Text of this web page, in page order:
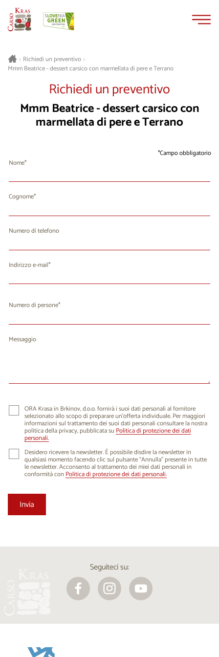
> Richiedi un preventivo>
Mmm Beatrice - dessert carsico con marmellata di pere e Terrano
Richiedi un preventivo
Mmm Beatrice - dessert carsico con
marmellata di pere e Terrano
Campo obbligatorio
Nome
Cognome
Numero di telefono
Indirizzo e-mail
Numero di persone
Messaggio
ORA Krasa in Brkinov, d.o.o. fornirà i suoi dati personali al fornitore
selezionato allo scopo di preparare un'offerta individuale. Per maggiori
informazioni sul trattamento dei suoi dati personali consultare la nostra
politica della privacy, pubblicata su Politica di protezione dei dati
personali.
Desidero ricevere la newsletter. È possibile disdire la newsletter in
qualsiasi momento facendo clic sul pulsante “Annulla” presente in tutte
le newsletter. Acconsento al trattamento dei miei dati personali in
conformità con Politica di protezione dei dati personali.
Seguiteci su: